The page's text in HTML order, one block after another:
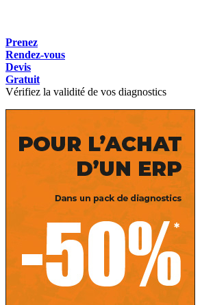
Prenez
Rendez-vous
Devis
Gratuit
Vérifiez la validité de vos diagnostics